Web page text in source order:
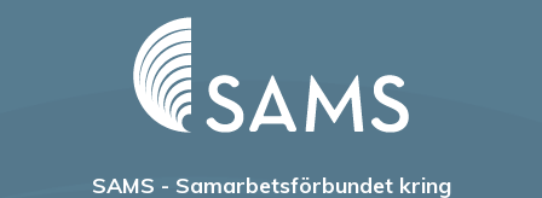
SAMS - Samarbetsförbundet kring